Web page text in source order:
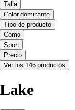
Talla
Color dominante
Tipo de producto
Como
Sport
Precio
Ver los 146 productos
Lake